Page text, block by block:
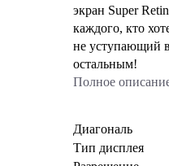
экран Super
каждого, кто
не уступающий
остальным!
Полное
Диагональ
Тип дисплея